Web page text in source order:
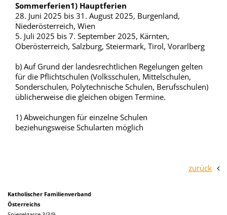
Sommerferien1) Hauptferien
28. Juni 2025 bis 31. August 2025, Burgenland,
Niederösterreich, Wien
5. Juli 2025 bis 7. September 2025, Kärnten,
Oberösterreich, Salzburg, Steiermark, Tirol, Vorarlberg
b) Auf Grund der landesrechtlichen Regelungen gelten
für die Pflichtschulen (Volksschulen, Mittelschulen,
Sonderschulen, Polytechnische Schulen, Berufsschulen)
üblicherweise die gleichen obigen Termine.
1) Abweichungen für einzelne Schulen
beziehungsweise Schularten möglich
zurück
Katholischer Familienverband
Österreichs